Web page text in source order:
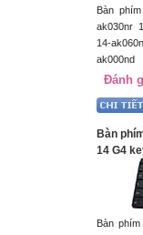
Bàn
ak030nr
14-
ak000nd
Đánh
Bàn
14 G4
Bàn